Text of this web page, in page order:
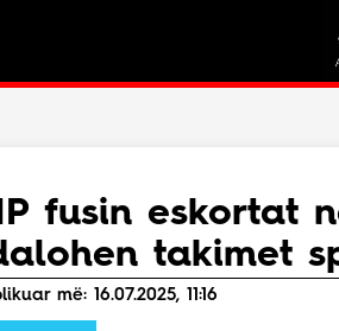
Puno me ne!
Live
fusin eskortat
takimet
më: 16.07.2025, 11:16